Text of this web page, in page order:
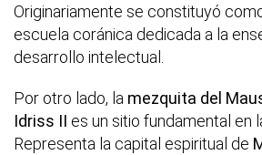
Originariamente se constituyó
escuela coránica dedicada a la
desarrollo intelectual.
Por otro lado, la mezquita del
Idriss II es un sitio fundamental en
Representa la capital espiritual de